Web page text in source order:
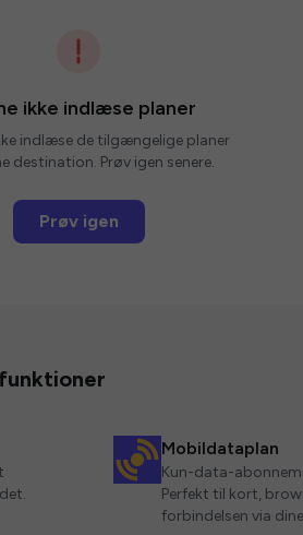
ikke indlæse planer
indlæse de tilgængelige planer
destination. Prøv igen senere.
Prøv igen
Mobildataplan
Kun-data-
Perfekt til kort,
forbindelsen via